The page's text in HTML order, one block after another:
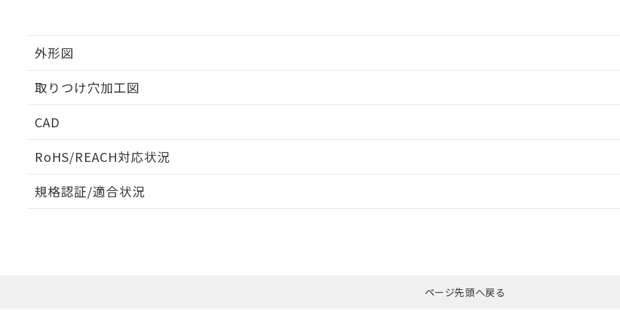
外形図
取りつけ穴加工図
CAD
RoHS/REACH対応状況
EU RoHS 注意事項・凡例
ダウンロードはこちら
規格認証/適合状況
ページ先頭へ戻る